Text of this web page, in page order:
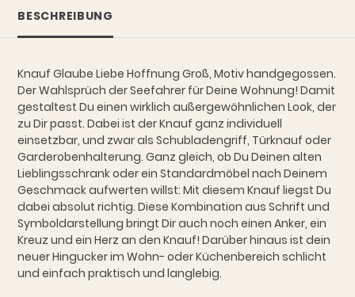
BESCHREIBUNG
Knauf Glaube Liebe Hoffnung Groß, Motiv handgegossen.
Der Wahlsprüch der Seefahrer für Deine Wohnung! Damit
gestaltest Du einen wirklich außergewöhnlichen Look, der
zu Dir passt. Dabei ist der Knauf ganz individuell
einsetzbar, und zwar als Schubladengriff, Türknauf oder
Garderobenhalterung. Ganz gleich, ob Du Deinen alten
Lieblingsschrank oder ein Standardmöbel nach Deinem
Geschmack aufwerten willst: Mit diesem Knauf liegst Du
dabei absolut richtig. Diese Kombination aus Schrift und
Symboldarstellung bringt Dir auch noch einen Anker, ein
Kreuz und ein Herz an den Knauf! Darüber hinaus ist dein
neuer Hingucker im Wohn- oder Küchenbereich schlicht
und einfach praktisch und langlebig.